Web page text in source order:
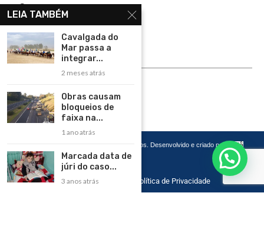
Contato
Política de Privacidade
Rádio Maristela - Ao Vivo
ASSINE
Copyright 2026 – Todos os Direitos Reservados. Desenvolvido e criado por
Cadô
Agência de Marketing
Home Contato Política de Privacidade
LEIA TAMBÉM
Cavalgada do
Mar passa a
integrar...
2 meses atrás
Obras causam
bloqueios de
faixa na...
1 ano atrás
Marcada data de
júri do caso...
3 anos atrás